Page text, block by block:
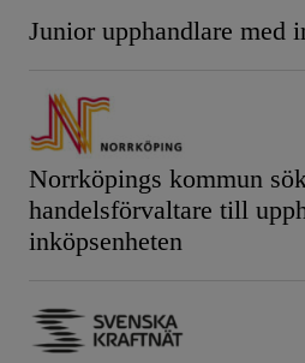
Junior upphandlare med
Norrköpings kommun
handelsförvaltare till
inköpsenheten